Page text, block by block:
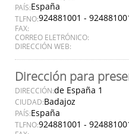
PAÍS:España
TLFNO:924881001 -
FAX:
CORREO ELETRÓNICO:
DIRECCIÓN WEB:
Dirección para
DIRECCIÓN:de España 1
CIUDAD:Badajoz
PAÍS:España
TLFNO:924881001 -